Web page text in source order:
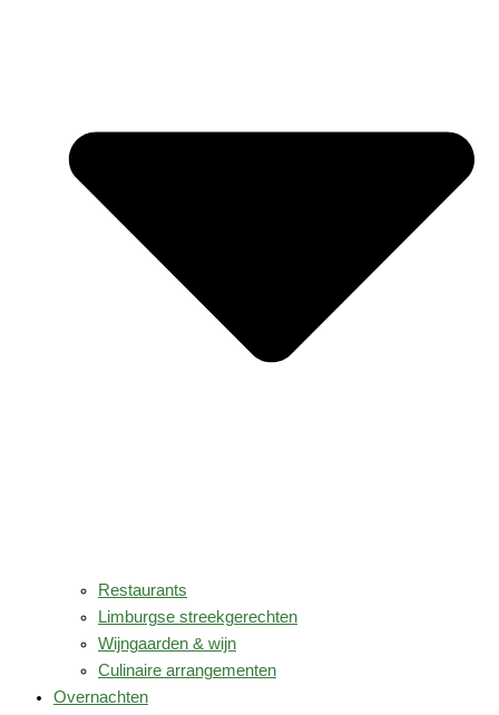
Restaurants
Limburgse streekgerechten
Wijngaarden & wijn
Culinaire arrangementen
Overnachten